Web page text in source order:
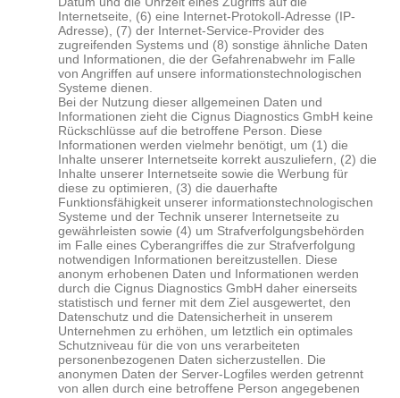
Internetseite, (6) eine Internet-Protokoll-Adresse (IP-
Adresse), (7) der Internet-Service-Provider des
zugreifenden Systems und (8) sonstige ähnliche Daten
und Informationen, die der Gefahrenabwehr im Falle
von Angriffen auf unsere informationstechnologischen
Systeme dienen.
Bei der Nutzung dieser allgemeinen Daten und
Informationen zieht die Cignus Diagnostics GmbH keine
Rückschlüsse auf die betroffene Person. Diese
Informationen werden vielmehr benötigt, um (1) die
Inhalte unserer Internetseite korrekt auszuliefern, (2) die
Inhalte unserer Internetseite sowie die Werbung für
diese zu optimieren, (3) die dauerhafte
Funktionsfähigkeit unserer informationstechnologischen
Systeme und der Technik unserer Internetseite zu
gewährleisten sowie (4) um Strafverfolgungsbehörden
im Falle eines Cyberangriffes die zur Strafverfolgung
notwendigen Informationen bereitzustellen. Diese
anonym erhobenen Daten und Informationen werden
durch die Cignus Diagnostics GmbH daher einerseits
statistisch und ferner mit dem Ziel ausgewertet, den
Datenschutz und die Datensicherheit in unserem
Unternehmen zu erhöhen, um letztlich ein optimales
Schutzniveau für die von uns verarbeiteten
personenbezogenen Daten sicherzustellen. Die
anonymen Daten der Server-Logfiles werden getrennt
von allen durch eine betroffene Person angegebenen